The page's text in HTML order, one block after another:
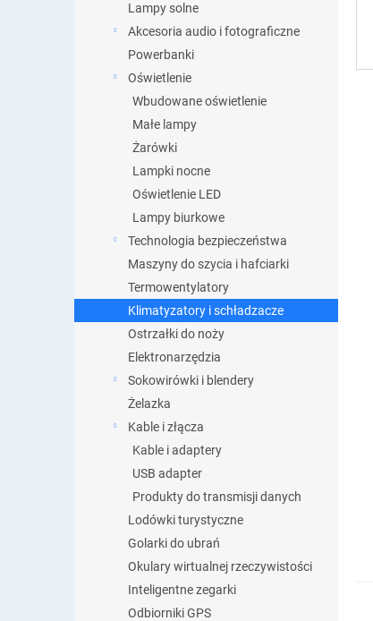
Lampy solne
Akcesoria audio i fotograficzne
Powerbanki
Oświetlenie
Wbudowane oświetlenie
Małe lampy
Żarówki
Lampki nocne
Oświetlenie LED
Lampy biurkowe
Technologia bezpieczeństwa
Maszyny do szycia i hafciarki
Termowentylatory
Klimatyzatory i schładzacze
Ostrzałki do noży
Elektronarzędzia
Sokowirówki i blendery
Żelazka
Kable i złącza
Kable i adaptery
USB adapter
Produkty do transmisji danych
Lodówki turystyczne
Golarki do ubrań
Okulary wirtualnej rzeczywistości
Inteligentne zegarki
Odbiorniki GPS